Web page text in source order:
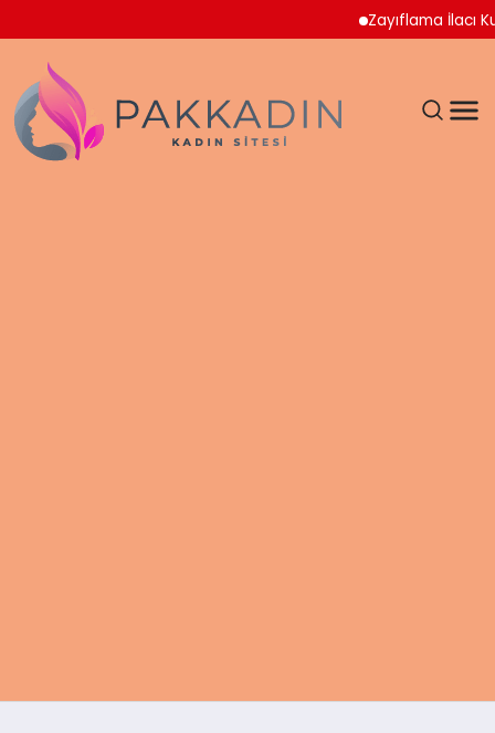
Zayıflama İlacı